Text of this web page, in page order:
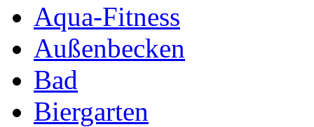
Aqua-Fitness
Außenbecken
Bad
Biergarten